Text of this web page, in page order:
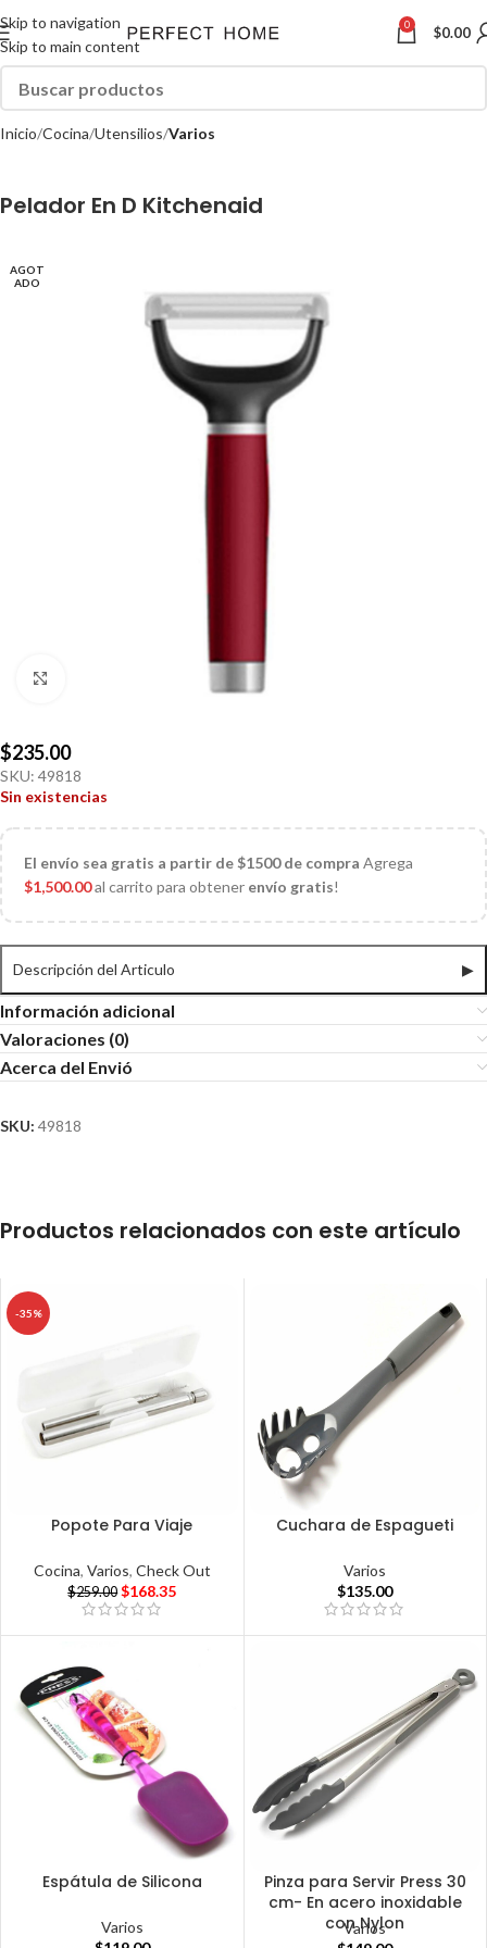
Skip to navigation
Skip to main content
0 $0.00
Inicio Cocina Utensilios Varios
Pelador En D Kitchenaid
AGOT
ADO
$235.00
SKU: 49818
Sin existencias
El envío sea gratis a partir de $1500 de compra Agrega
$1,500.00al carrito para obtener envío gratis!
Descripción del Articulo ▶
Información adicional
Valoraciones (0)
Acerca del Envió
SKU: 49818
Productos relacionados con este artículo
-35%
Popote Para Viaje
Cocina, Varios, Check Out
$259.00 $168.35
Cuchara de Espagueti
Varios
$135.00
Espátula de Silicona
Varios
Pinza para Servir Press 30
cm- En acero inoxidable
con Nylon
Varios